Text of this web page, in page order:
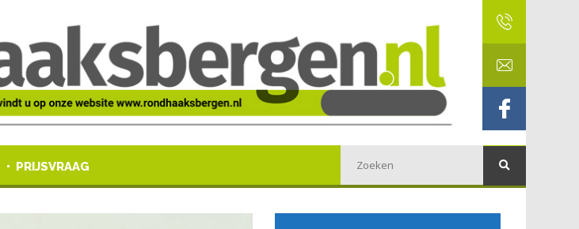
PRIJSVRAAG